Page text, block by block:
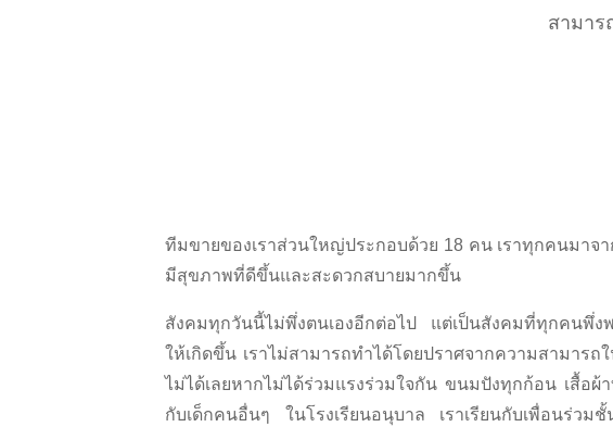
สามาร
ทีมขายของเราส่วนใหญ่ประกอบด้วย 18 คน เราทุกคนมาจา
มีสุขภาพที่ดีขึ้นและสะดวกสบายมากขึ้น
สังคมทุกวันนี้ไม่พึ่งตนเองอีกต่อไป แต่เป็นสังคมที่ทุกคนพึ่ง
ให้เกิดขึ้น เราไม่สามารถทำได้โดยปราศจากความสามา
ไม่ได้เลยหากไม่ได้ร่วมแรงร่วมใจกัน ขนมปังทุกก้อน เสื้อ
กับเด็กคนอื่นๆ ในโรงเรียนอนุบาล เราเรียนกับเพื่อนร่วม